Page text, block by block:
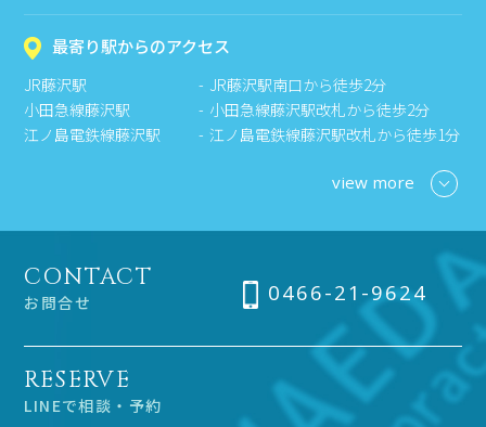
最寄り駅からのアクセス
JR藤沢駅
JR藤沢駅南口から徒歩2分
小田急線藤沢駅
小田急線藤沢駅改札から徒歩2分
江ノ島電鉄線藤沢駅
江ノ島電鉄線藤沢駅改札から徒歩1分
view more
CONTACT
お問合せ 0466-21-9624
RESERVE
LINEで相談・予約